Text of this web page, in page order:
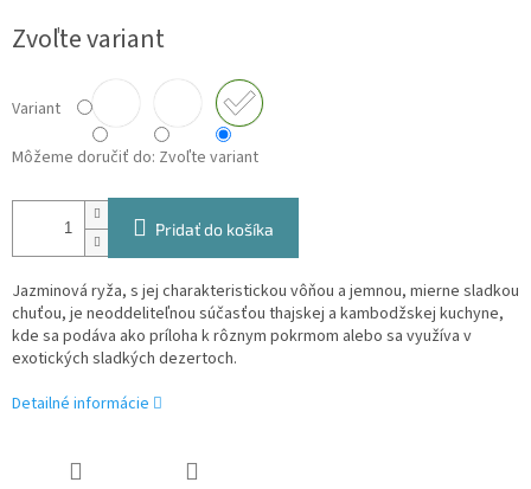
Zvoľte variant
Variant
Môžeme doručiť do: Zvoľte variant
Pridať do košíka
Jazminová ryža, s jej charakteristickou vôňou a jemnou, mierne sladkou
chuťou, je neoddeliteľnou súčasťou thajskej a kambodžskej kuchyne,
kde sa podáva ako príloha k rôznym pokrmom alebo sa využíva v
exotických sladkých dezertoch.
Detailné informácie